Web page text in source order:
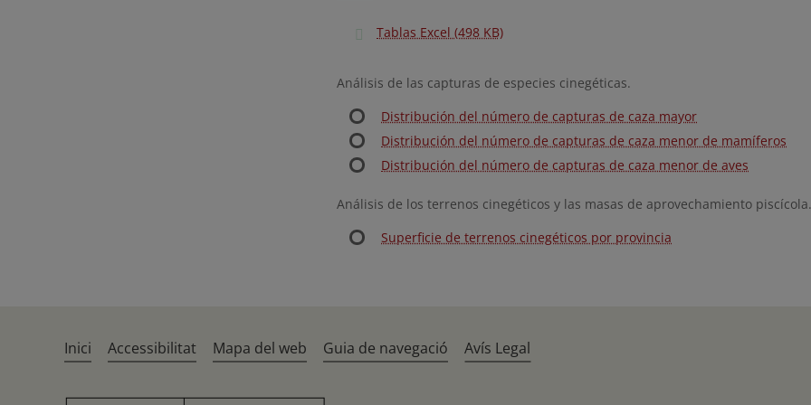
Tablas Excel (498 KB)
Análisis de las capturas de especies cinegéticas.
Distribución del número de capturas de caza mayor
Distribución del número de capturas de caza menor de mamíferos
Distribución del número de capturas de caza menor de aves
Análisis de los terrenos cinegéticos y las masas de aprovechamiento piscícola.
Superficie de terrenos cinegéticos por provincia
Inici Accessibilitat Mapa del web Guia de navegació Avís Legal